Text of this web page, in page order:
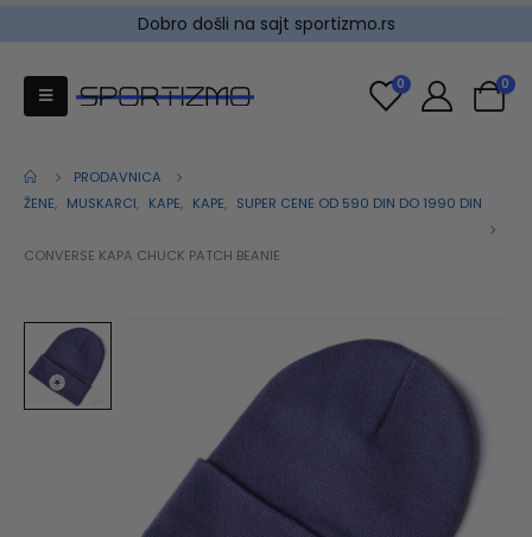
Dobro došli na sajt sportizmo.rs
0 0
PRODAVNICA
ŽENE, MUSKARCI, KAPE, KAPE, SUPER CENE OD 590 DIN DO 1990 DIN
CONVERSE KAPA CHUCK PATCH BEANIE